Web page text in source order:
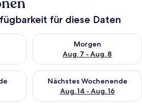
für diese Daten
für heute Nacht, Aug. 6 - Aug. 7.
Morgen
Aug. 7 - Aug. 8
Überprüfe die Verfügbarkeit
für dieses Wochenende, Aug. 7
Nächstes Wochenende
Aug. 14 - Aug. 16
Überprüfe die Verfügbarkeit